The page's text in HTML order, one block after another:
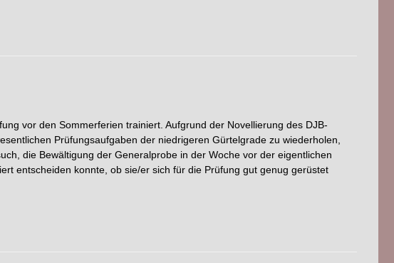
vor den Sommerferien trainiert. Aufgrund der Novellierung des DJB-
Prüfungsaufgaben der niedrigeren Gürtelgrade zu wiederholen,
die Bewältigung der Generalprobe in der Woche vor der eigentlichen
entscheiden konnte, ob sie/er sich für die Prüfung gut genug gerüstet